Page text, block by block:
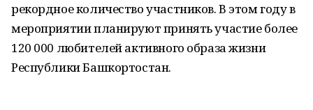
рекордное количество участников. В этом году в
мероприятии планируют принять участие более
120 000 любителей активного образа жизни
Республики Башкортостан.